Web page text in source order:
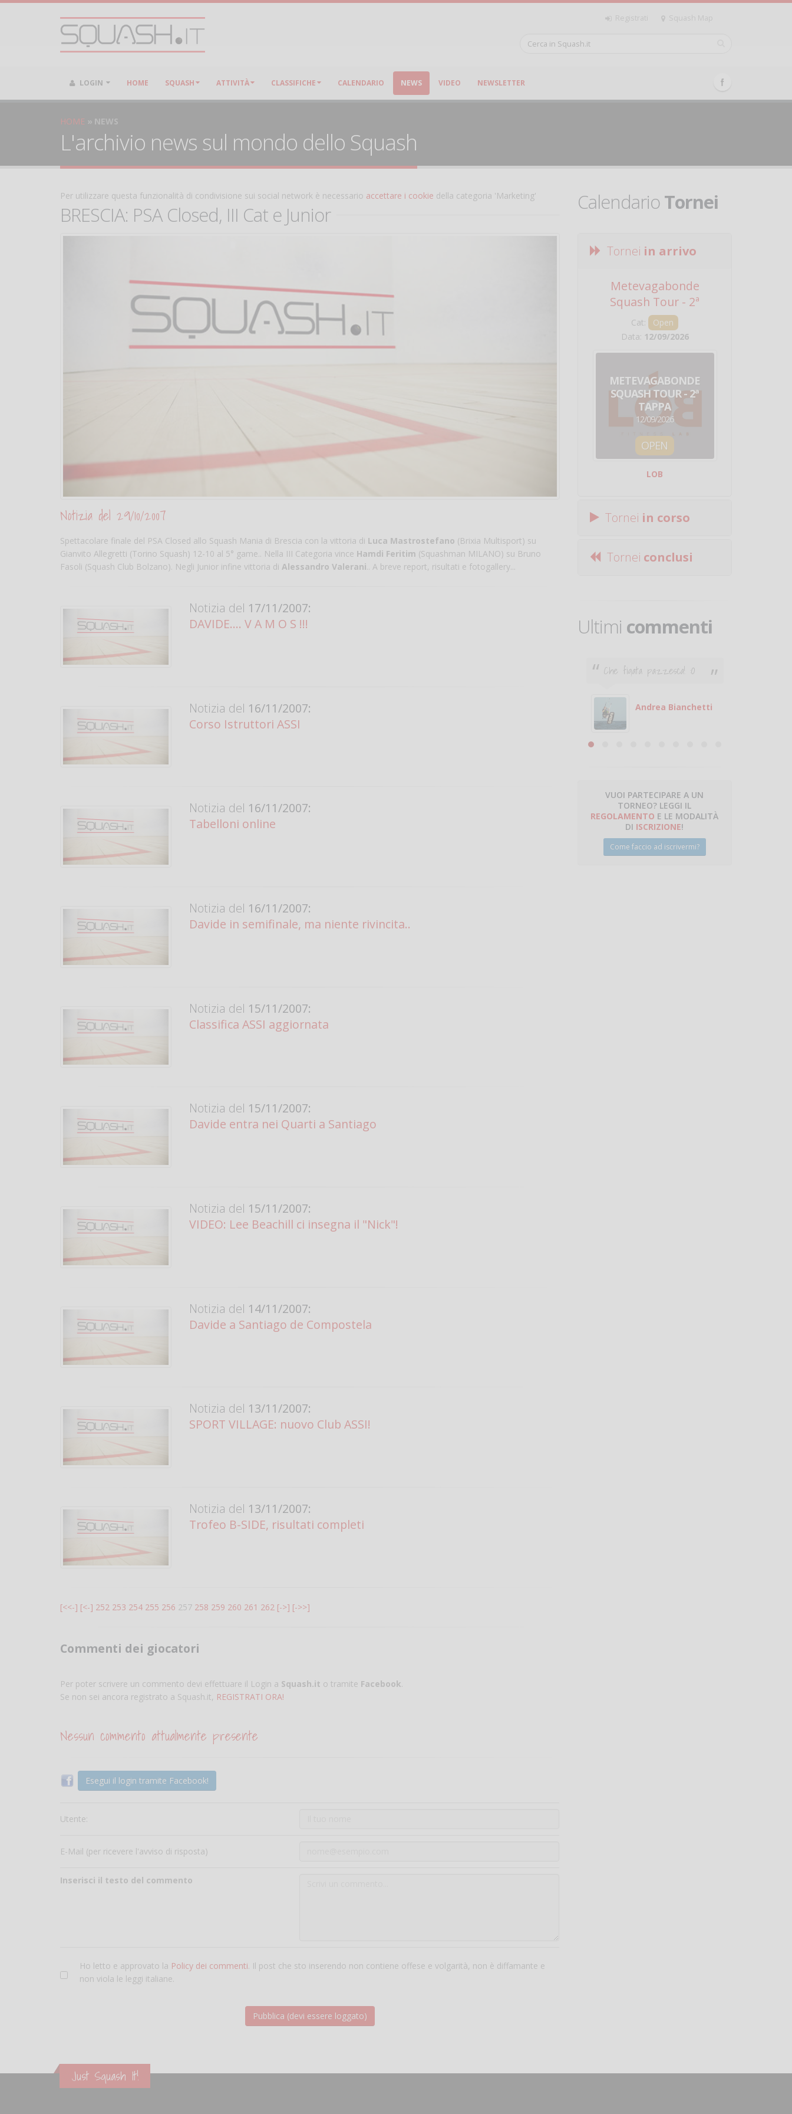
Registrati Squash Map
LOGIN HOME SQUASH ATTIVITÀ CLASSIFICHE CALENDARIO NEWS VIDEO NEWSLETTER
HOME NEWS
L'archivio news sul mondo dello Squash
Per utilizzare questa funzionalità di condivisione sui social network è necessario accettare i cookie della categoria 'Marketing'
BRESCIA: PSA Closed, III Cat e Junior
Notizia del 29/10/2007
Spettacolare finale del PSA Closed allo Squash Mania di Brescia con la vittoria di Luca Mastrostefano (Brixia Multisport) su
Gianvito Allegretti (Torino Squash) 12-10 al 5° game.. Nella III Categoria vince Hamdi Feritim (Squashman MILANO) su Bruno
Fasoli (Squash Club Bolzano). Negli Junior infine vittoria di Alessandro Valerani.. A breve report, risultati e fotogallery...
Notizia del 17/11/2007:
DAVIDE.... V A M O S !!!
Notizia del 16/11/2007:
Corso Istruttori ASSI
Notizia del 16/11/2007:
Tabelloni online
Notizia del 16/11/2007:
Davide in semifinale, ma niente rivincita..
Notizia del 15/11/2007:
Classifica ASSI aggiornata
Notizia del 15/11/2007:
Davide entra nei Quarti a Santiago
Notizia del 15/11/2007:
VIDEO: Lee Beachill ci insegna il "Nick"!
Notizia del 14/11/2007:
Davide a Santiago de Compostela
Notizia del 13/11/2007:
SPORT VILLAGE: nuovo Club ASSI!
Notizia del 13/11/2007:
Trofeo B-SIDE, risultati completi
[<<-] [<-] 252 253 254 255 256 257 258 259 260 261 262 [->] [->>]
Commenti dei giocatori
Per poter scrivere un commento devi effettuare il Login a Squash.it o tramite Facebook.
Se non sei ancora registrato a Squash.it, REGISTRATI ORA!
Nessun commento attualmente presente
Esegui il login tramite Facebook!
Utente:
E-Mail (per ricevere l'avviso di risposta)
Inserisci il testo del commento
Ho letto e approvato la Policy dei commenti. Il post che sto inserendo non contiene offese e volgarità, non è diffamante e
non viola le leggi italiane.
CalendarioTornei
Tornei in arrivo
Metevagabonde
Squash Tour - 2ª
Tappa
Cat:
Open
Data: 12/09/2026
METEVAGABONDE
SQUASH TOUR - 2ª
TAPPA
12/09/2026
OPEN
LOB
Tornei in corso
Tornei conclusi
Ultimi commenti
Che figata pazzesca! :O
Andrea Bianchetti
VUOI PARTECIPARE A UN
TORNEO? LEGGI IL
REGOLAMENTO E LE MODALITÀ
DI ISCRIZIONE!
Come faccio ad iscrivermi?
Just Squash It!